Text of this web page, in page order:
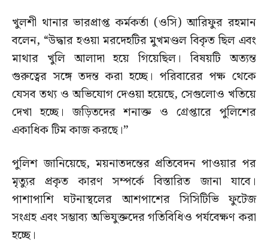
খুলশী থানার ভারপ্রাপ্ত কর্মকর্তা (ওসি) আরিফুর রহমান
বলেন, “উদ্ধার হওয়া মরদেহটির মুখমণ্ডল বিকৃত ছিল এবং
মাথার খুলি আলাদা হয়ে গিয়েছিল। বিষয়টি অত্যন্ত
গুরুত্বের সঙ্গে তদন্ত করা হচ্ছে। পরিবারের পক্ষ থেকে
যেসব তথ্য ও অভিযোগ দেওয়া হয়েছে, সেগুলোও খতিয়ে
দেখা হচ্ছে। জড়িতদের শনাক্ত ও গ্রেপ্তারে পুলিশের
একাধিক টিম কাজ করছে।”
পুলিশ জানিয়েছে, ময়নাতদন্তের প্রতিবেদন পাওয়ার পর
মৃত্যুর প্রকৃত কারণ সম্পর্কে বিস্তারিত জানা যাবে।
পাশাপাশি ঘটনাস্থলের আশপাশের সিসিটিভি ফুটেজ
সংগ্রহ এবং সম্ভাব্য অভিযুক্তদের গতিবিধিও পর্যবেক্ষণ করা
হচ্ছে।